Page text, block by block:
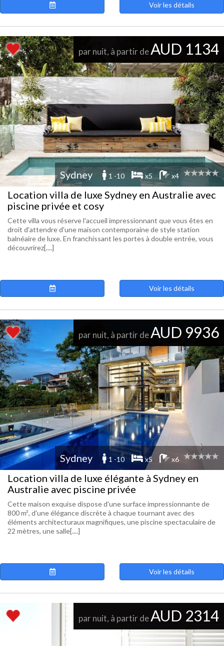
Voir les détails
par nuit, à partir deAUD 1134
Sydney 1 -10 x5 x4
Location villa de luxe Sydney en Australie avec
piscine privée et cosy
Cette villa vous réserve l'accueil impressionnant que vous êtes en
droit d'attendre d'une maison contemporaine de style station
balnéaire de luxe. En franchissant les portes à double entrée, vous
découvrirez[....]
Voir les détails
par nuit, à partir deAUD 9936
Sydney 1 -10 x5 x6
Location villa de luxe élégante à Sydney en
Australie avec piscine privée
Cette maison exquise dispose d'une surface impressionnante de
800 m², d'une élégance discrète à chaque tournant avec des
éléments architecturaux magnifiques, une piscine spectaculaire de
22 mètres, une salle[....]
Voir les détails
par nuit, à partir deAUD 2314